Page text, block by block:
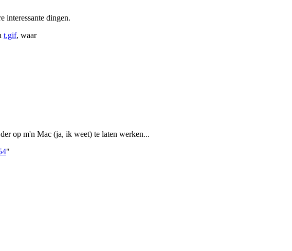
interessante dingen.
t.gif, waar
op m'n Mac (ja, ik weet) te laten werken...
"